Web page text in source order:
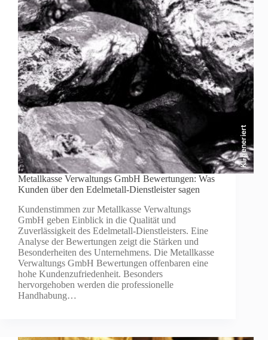
KI-generiert
Metallkasse Verwaltungs GmbH Bewertungen: Was
Kunden über den Edelmetall-Dienstleister sagen
Kundenstimmen zur Metallkasse Verwaltungs
GmbH geben Einblick in die Qualität und
Zuverlässigkeit des Edelmetall-Dienstleisters. Eine
Analyse der Bewertungen zeigt die Stärken und
Besonderheiten des Unternehmens. Die Metallkasse
Verwaltungs GmbH Bewertungen offenbaren eine
hohe Kundenzufriedenheit. Besonders
hervorgehoben werden die professionelle
Handhabung…